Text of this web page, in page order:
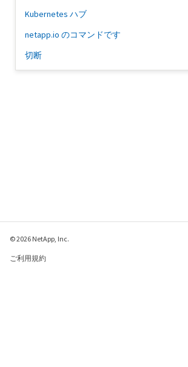
Kubernetes ハブ
netapp.io のコマンドです
切断
© 2026 NetApp, Inc.
ご利用規約